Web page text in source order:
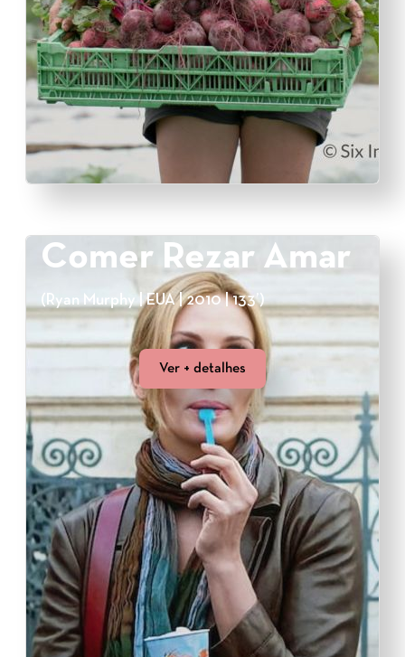
Comer Rezar Amar
(Ryan Murphy | EUA | 2010 | 133’)
Ver + detalhes